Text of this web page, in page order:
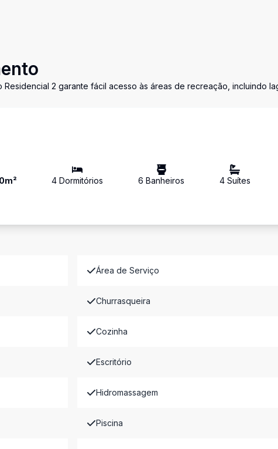
2 garante fácil acesso às áreas de recreação, incluindo
m² 4 Dormitórios 6 Banheiros 4Suítes
Área de Serviço
Churrasqueira
Cozinha
Escritório
Hidromassagem
Piscina